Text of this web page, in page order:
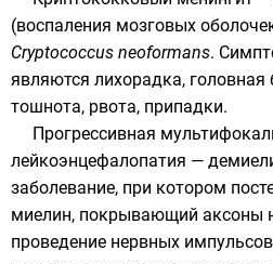
(воспаления мозговых
Cryptococcus neoformans.
являются лихорадка, головная
тошнота, рвота, припадки.
Прогрессивная
лейкоэнцефалопатия —
заболевание, при котором
миелин, покрывающий аксоны
проведение нервных